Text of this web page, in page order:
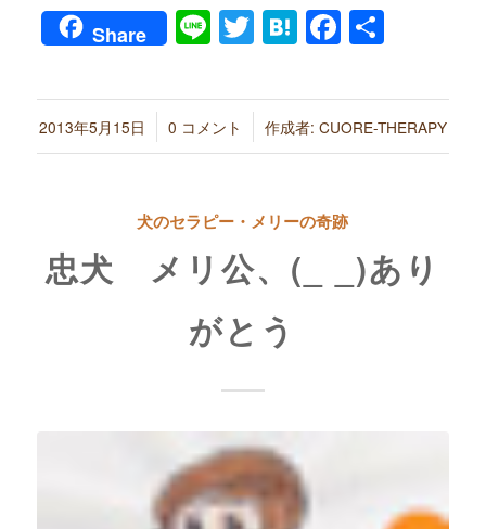
Share LineTwitter
Hatena共
2013年5月15日
/ 0 コメント
/ 作成者: CUORE-THERAPY
犬のセラピー・メリーの奇跡
忠犬 メリ公、(_ _)あり
がとう